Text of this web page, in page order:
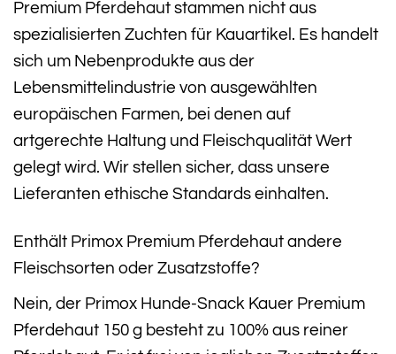
Premium Pferdehaut stammen nicht aus
spezialisierten Zuchten für Kauartikel. Es handelt
sich um Nebenprodukte aus der
Lebensmittelindustrie von ausgewählten
europäischen Farmen, bei denen auf
artgerechte Haltung und Fleischqualität Wert
gelegt wird. Wir stellen sicher, dass unsere
Lieferanten ethische Standards einhalten.
Enthält Primox Premium Pferdehaut andere
Fleischsorten oder Zusatzstoffe?
Nein, der Primox Hunde-Snack Kauer Premium
Pferdehaut 150 g besteht zu 100% aus reiner